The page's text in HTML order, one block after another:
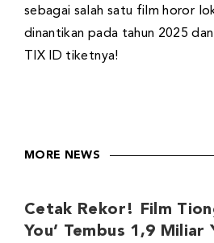
sebagai salah satu film horor
dinantikan pada tahun 2025
TIX ID tiketnya!
MORE NEWS
Cetak Rekor! Film
You’ Tembus 1,9 Miliar